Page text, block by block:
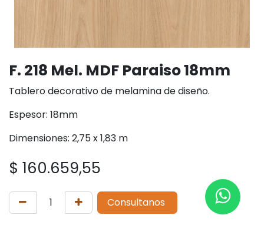
F. 218 Mel. MDF Paraiso 18mm
Tablero decorativo de melamina de diseño.
Espesor: 18mm
Dimensiones: 2,75 x 1,83 m
$ 160.659,55
Consultanos